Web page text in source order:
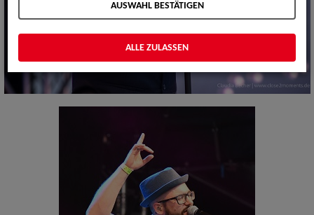
AUSWAHL BESTÄTIGEN
ALLE ZULASSEN